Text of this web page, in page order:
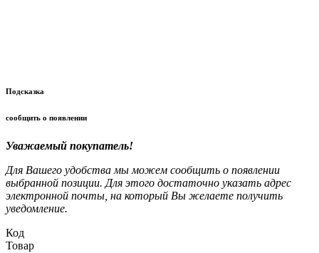
Подсказка
сообщить о появлении
Уважаемый покупатель!
Для Вашего удобства мы можем сообщить о появлении
выбранной позиции. Для этого достаточно указать адрес
электронной почты, на который Вы желаете получить
уведомление.
Код
Товар